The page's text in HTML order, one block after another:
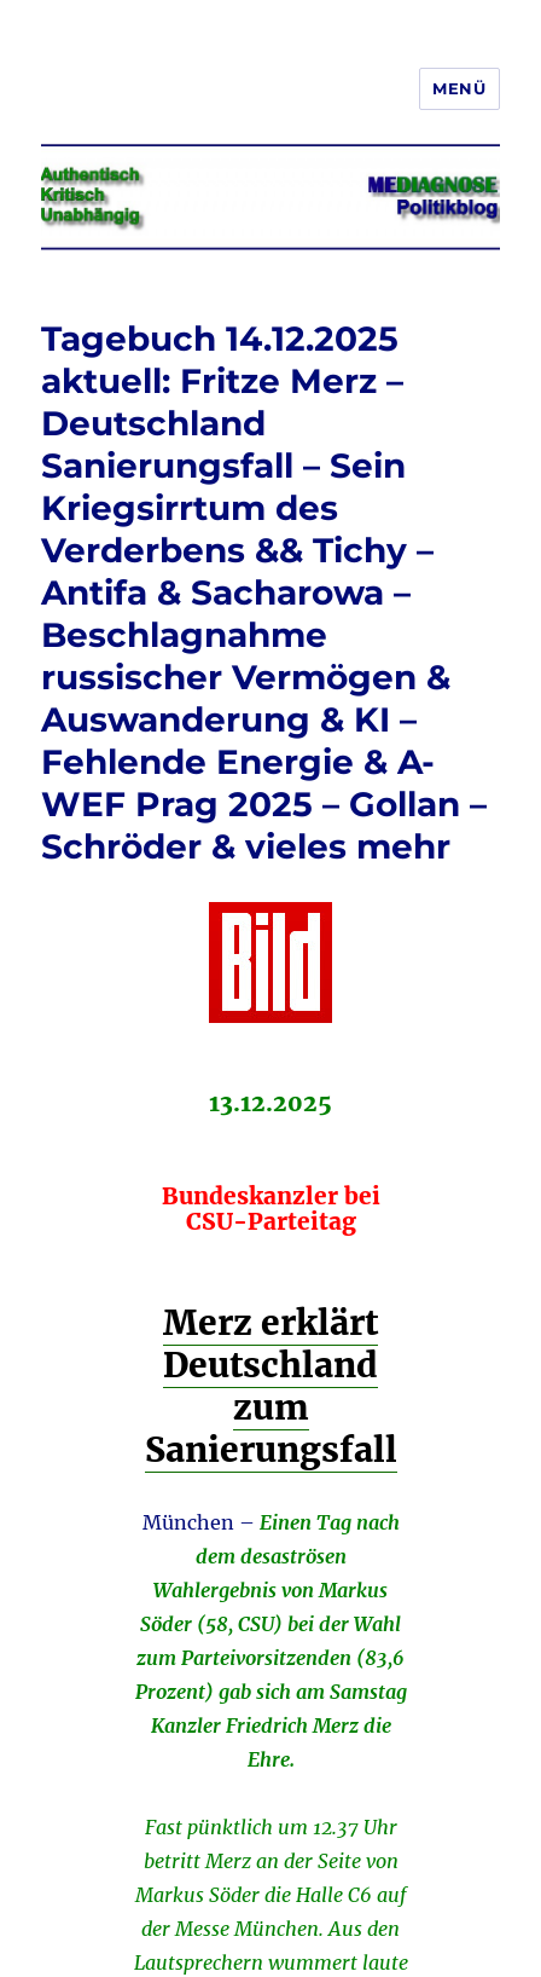
Jeder hat das Recht, seine
Meinung in Wort, Schrift und Bild
frei zu äußern und zu verbreiten
MENÜ
Tagebuch 14.12.2025
aktuell: Fritze Merz –
Deutschland
Sanierungsfall – Sein
Kriegsirrtum des
Verderbens && Tichy –
Antifa & Sacharowa –
Beschlagnahme
russischer Vermögen &
Auswanderung & KI –
Fehlende Energie & A-
WEF Prag 2025 – Gollan –
Schröder & vieles mehr
13.12.2025
Bundeskanzler bei
CSU-Parteitag
Merz erklärt
Deutschland
zum
Sanierungsfall
München – Einen Tag nach
dem desaströsen
Wahlergebnis von Markus
Söder (58, CSU) bei der Wahl
zum Parteivorsitzenden (83,6
Prozent) gab sich am Samstag
Kanzler Friedrich Merz die
Ehre.
Fast pünktlich um 12.37 Uhr
betritt Merz an der Seite von
Markus Söder die Halle C6 auf
der Messe München. Aus den
Lautsprechern wummert laute